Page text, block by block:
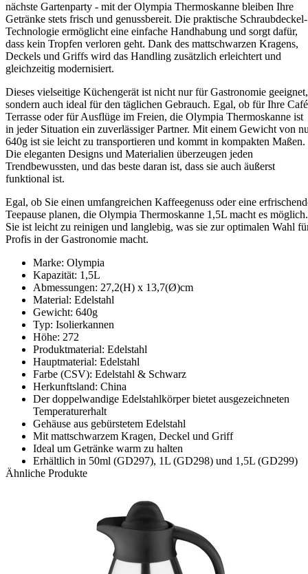
nächste Gartenparty - mit der Olympia Thermoskanne bleiben Ihre
Getränke stets frisch und genussbereit. Die praktische Schraubdeckel-
Technologie ermöglicht eine einfache Handhabung und sorgt dafür,
dass kein Tropfen verloren geht. Dank des mattschwarzen Kragens,
Deckels und Griffs wird das Handling zusätzlich erleichtert und
gleichzeitig modernisiert.
Dieses vielseitige Küchengerät ist nicht nur für Gastronomie geeignet,
sondern auch ideal für den täglichen Gebrauch. Egal, ob für Ihre
Terrasse oder für Ausflüge im Freien, die Olympia Thermoskanne ist
in jeder Situation ein zuverlässiger Partner. Mit einem Gewicht von
640g ist sie leicht zu transportieren und kommt in kompakten Maßen.
Die eleganten Designs und Materialien überzeugen jeden
Trendbewussten, und das beste daran ist, dass sie auch äußerst
funktional ist.
Egal, ob Sie einen umfangreichen Kaffeegenuss oder eine
Teepause planen, die Olympia Thermoskanne 1,5L macht es möglich.
Sie ist leicht zu reinigen und langlebig, was sie zur optimalen Wahl
Profis in der Gastronomie macht.
Marke: Olympia
Kapazität: 1,5L
Abmessungen: 27,2(H) x 13,7(Ø)cm
Material: Edelstahl
Gewicht: 640g
Typ: Isolierkannen
Höhe: 272
Produktmaterial: Edelstahl
Hauptmaterial: Edelstahl
Farbe (CSV): Edelstahl & Schwarz
Herkunftsland: China
Der doppelwandige Edelstahlkörper bietet ausgezeichneten
Temperaturerhalt
Gehäuse aus gebürstetem Edelstahl
Mit mattschwarzem Kragen, Deckel und Griff
Ideal um Getränke warm zu halten
Erhältlich in 50ml (GD297), 1L (GD298) und 1,5L (GD299)
Ähnliche Produkte